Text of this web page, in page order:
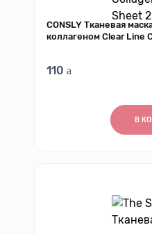
CONSLY Тканевая
коллагеном Clear Line
110
В